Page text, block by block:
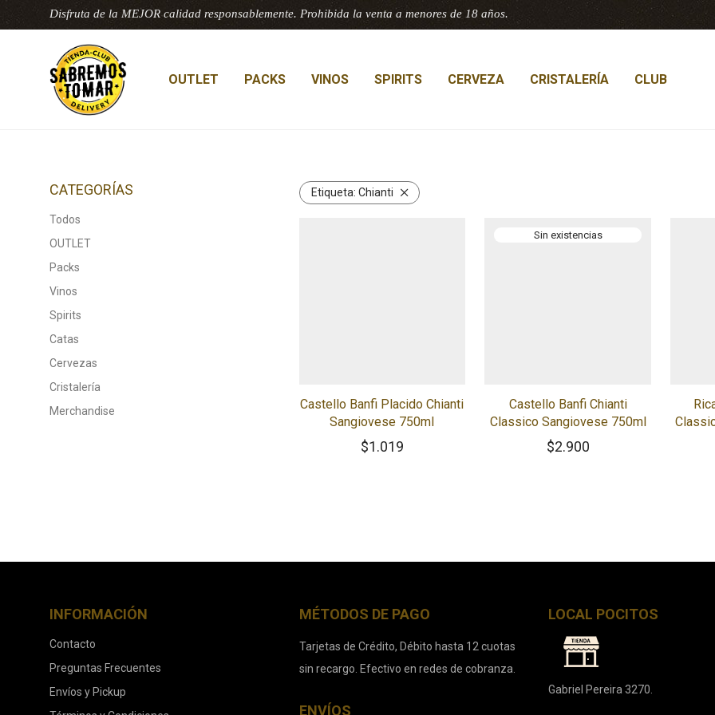
Disfruta de la MEJOR calidad responsablemente. Prohibida la venta a menores de 18 años.
OUTLET PACKS VINOS SPIRITS CERVEZA CRISTALERÍA CLUB
CATEGORÍAS
Todos
OUTLET
Packs
Vinos
Spirits
Catas
Cervezas
Cristalería
Merchandise
Etiqueta: Chianti
Castello Banfi Placido Chianti
Sangiovese 750ml
$1.019
Castello Banfi Chianti
Classico Sangiovese 750ml
$2.900
INFORMACIÓN
Contacto
Preguntas Frecuentes
Envíos y Pickup
MÉTODOS DE PAGO
Tarjetas de Crédito, Débito hasta 12 cuotas
sin recargo. Efectivo en redes de cobranza.
ENVÍOS
LOCAL POCITOS
Gabriel Pereira 3270.